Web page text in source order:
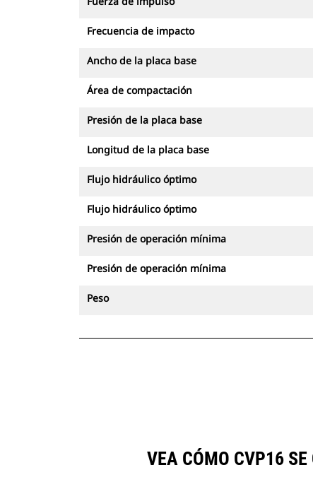
Frecuencia de impacto
Ancho de la placa base
Área de compactación
Presión de la placa base
Longitud de la placa base
Flujo hidráulico óptimo
Flujo hidráulico óptimo
Presión de operación mínima
Presión de operación mínima
Peso
VEA CÓMO CVP16 SE